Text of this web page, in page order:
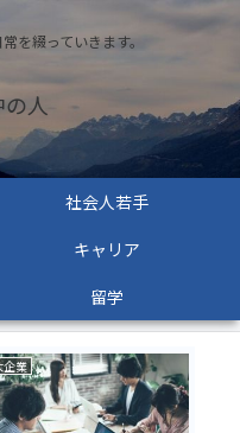
を綴っていきます。
人
社会人若手
キャリア
留学
企業